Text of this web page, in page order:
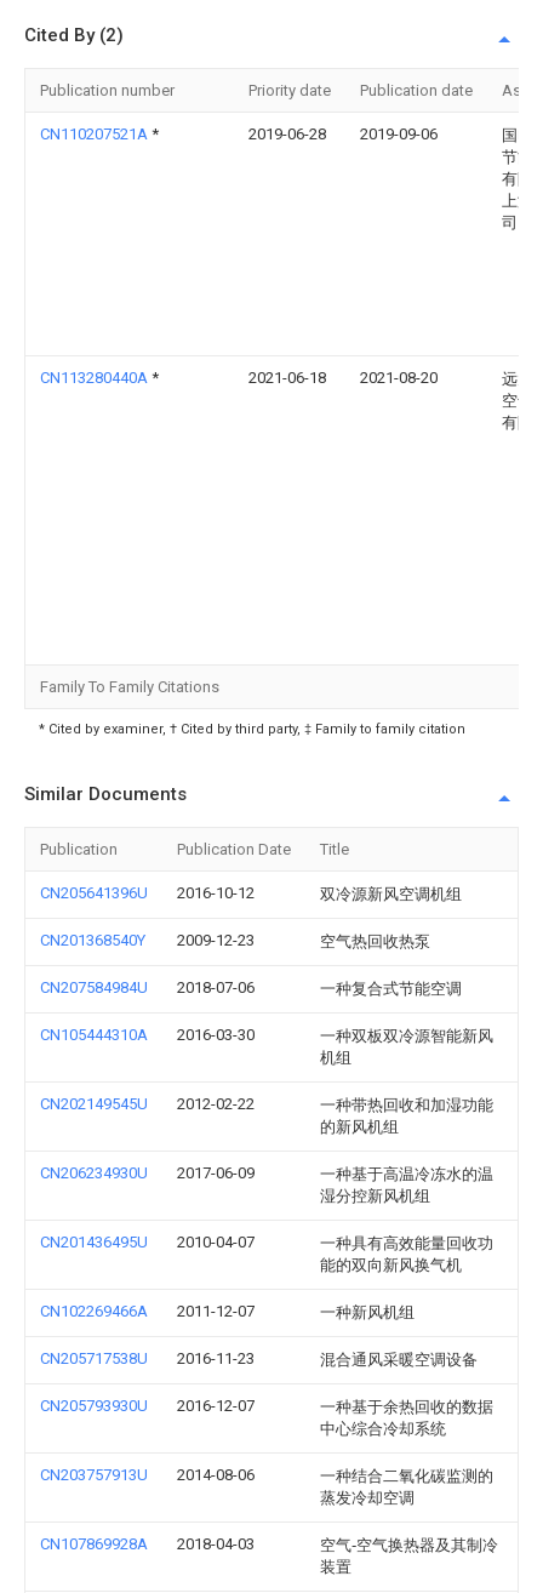
Cited By (2)
Publication number Priority date Publication date
CN110207521A * 2019-06-28 2019-09-06
国电
节能
有限
上海
司
CN113280440A * 2021-06-18 2021-08-20
远大
空气
有限
Family To Family Citations
* Cited by examiner, † Cited by third party, ‡ Family to family citation
Similar Documents
Publication Publication Date Title
CN205641396U 2016-10-12 双冷源新风空调机组
CN201368540Y 2009-12-23 空气热回收热泵
CN207584984U 2018-07-06 一种复合式节能空调
CN105444310A 2016-03-30
一种双板双冷源智能新风
机组
CN202149545U 2012-02-22
一种带热回收和加湿功能
的新风机组
CN206234930U 2017-06-09
一种基于高温冷冻水的温
湿分控新风机组
CN201436495U 2010-04-07
一种具有高效能量回收功
能的双向新风换气机
CN102269466A 2011-12-07 一种新风机组
CN205717538U 2016-11-23 混合通风采暖空调设备
CN205793930U 2016-12-07
一种基于余热回收的数据
中心综合冷却系统
CN203757913U 2014-08-06
一种结合二氧化碳监测的
蒸发冷却空调
CN107869928A 2018-04-03
空气‑空气换热器及其制冷
装置